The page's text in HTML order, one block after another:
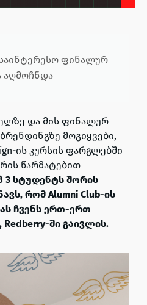
ფინალურ
აღმოჩნდა
და მის ფინალურ
მოგიყვები,
ის კურსის ფარგლებში
წარმატებით
3 სტუდენტს შორის
რომ Alumni Club-ის
ჩვენს ერთ-ერთ
ში გაივლის.